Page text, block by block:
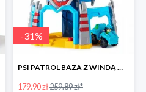
-31%
PSI PATROL BAZA Z WINDĄ WIEŻA + POJAZD AUTO REX -30%
179.90 zł259.89 zł*